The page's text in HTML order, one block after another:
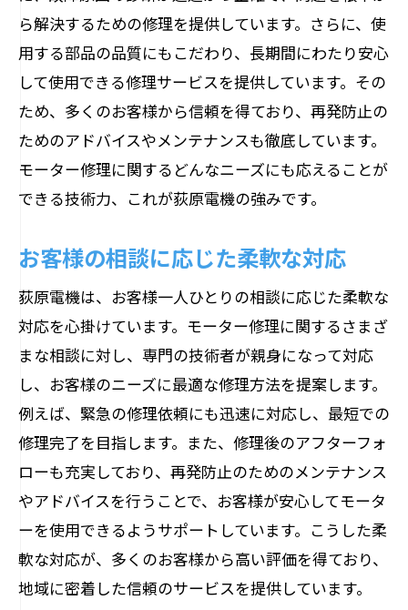
ら解決するための修理を提供しています。さらに、使
用する部品の品質にもこだわり、長期間にわたり安心
して使用できる修理サービスを提供しています。その
ため、多くのお客様から信頼を得ており、再発防止の
ためのアドバイスやメンテナンスも徹底しています。
モーター修理に関するどんなニーズにも応えることが
できる技術力、これが荻原電機の強みです。
お客様の相談に応じた柔軟な対応
荻原電機は、お客様一人ひとりの相談に応じた柔軟な
対応を心掛けています。モーター修理に関するさまざ
まな相談に対し、専門の技術者が親身になって対応
し、お客様のニーズに最適な修理方法を提案します。
例えば、緊急の修理依頼にも迅速に対応し、最短での
修理完了を目指します。また、修理後のアフターフォ
ローも充実しており、再発防止のためのメンテナンス
やアドバイスを行うことで、お客様が安心してモータ
ーを使用できるようサポートしています。こうした柔
軟な対応が、多くのお客様から高い評価を得ており、
地域に密着した信頼のサービスを提供しています。